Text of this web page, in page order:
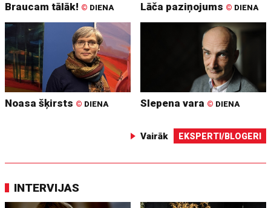
Braucam tālāk! © DIENA Lāča paziņojums © DIENA
Noasa šķirsts © DIENA Slepena vara © DIENA
Vairāk EKSPERTI/BLOGERI
INTERVIJAS